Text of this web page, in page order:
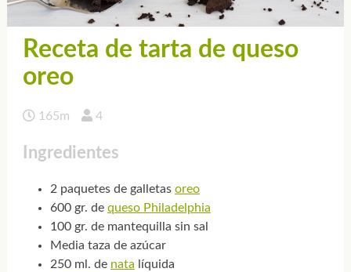
Receta de tarta de queso
oreo
165m 4
Ingredientes
2 paquetes de galletas oreo
600 gr. de queso Philadelphia
100 gr. de mantequilla sin sal
Media taza de azúcar
250 ml. de nata líquida